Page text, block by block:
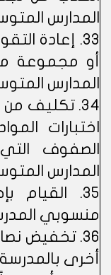
المدارس
33. إعادة
أو مجموعة
المدارس
34. تكليف
اختبارات
الصفوف
المدارس
35. القيام
منسوبي
36. تخفيض
أخرى